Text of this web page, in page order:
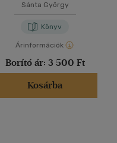
Sánta György
Könyv
Árinformációk
Borító ár: 3 500 Ft
Kosárba